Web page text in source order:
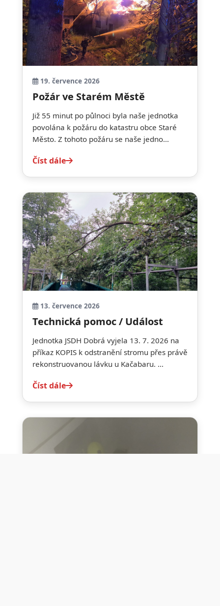
19. července 2026
Požár ve Starém Městě
Již 55 minut po půlnoci byla naše jednotka
povolána k požáru do katastru obce Staré
Město. Z tohoto požáru se naše jedno...
Číst dále
13. července 2026
Technická pomoc / Událost
Jednotka JSDH Dobrá vyjela 13. 7. 2026 na
příkaz KOPIS k odstranění stromu přes právě
rekonstruovanou lávku u Kačabaru. ...
Číst dále